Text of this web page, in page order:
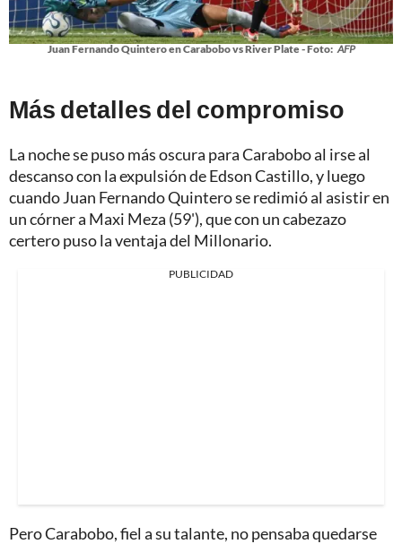
Juan Fernando Quintero en Carabobo vs River Plate - Foto: AFP
Más detalles del compromiso
La noche se puso más oscura para Carabobo al irse al
descanso con la expulsión de Edson Castillo, y luego
cuando Juan Fernando Quintero se redimió al asistir en
un córner a Maxi Meza (59'), que con un cabezazo
certero puso la ventaja del Millonario.
PUBLICIDAD
Pero Carabobo, fiel a su talante, no pensaba quedarse